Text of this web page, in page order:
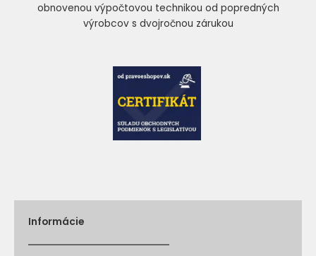
obnovenou výpočtovou technikou od popredných
výrobcov s dvojročnou zárukou
Informácie